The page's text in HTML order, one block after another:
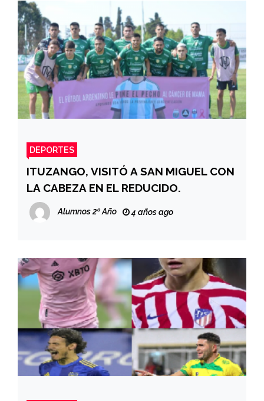
DEPORTES
ITUZANGO, VISITÓ A SAN MIGUEL CON
LA CABEZA EN EL REDUCIDO.
Alumnos 2º Año 4 años ago